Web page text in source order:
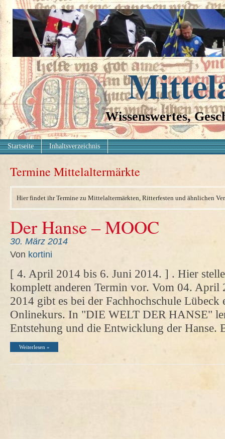
Wissenswertes,
Startseite Inhaltsverzeichnis
Termine Mittelaltermärkte
Hier findet ihr Termine zu Mittelaltermärkten, Ritterfesten und ähnlichen
Der Hanse – MOOC
30. März 2014
Von kortini
[ 4. April 2014 bis 6. Juni 2014. ] . Hier
komplett anderen Termin vor. Vom 04. April
2014 gibt es bei der Fachhochschule Lübeck
Onlinekurs. In "DIE WELT DER HANSE"
Entstehung und die Entwicklung der
Weiterlesen »